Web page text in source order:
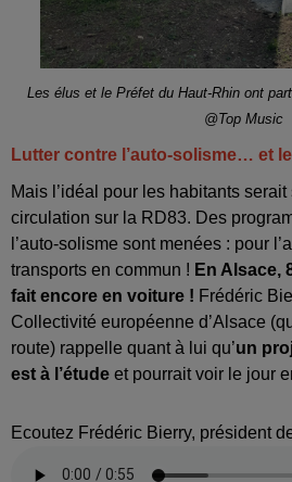
Les élus et le Préfet du Haut-Rhin ont
@Top Music
Lutter contre l’auto-solisme… et
Mais l’idéal pour les habitants
circulation sur la RD83. Des
l’auto-solisme sont menées : pour
transports en commun ! En Alsace,
fait encore en voiture ! Frédéric
Collectivité européenne d’Alsace
route) rappelle quant à lui qu’un
est à l’étude et pourrait voir le jour
Ecoutez Frédéric Bierry, président